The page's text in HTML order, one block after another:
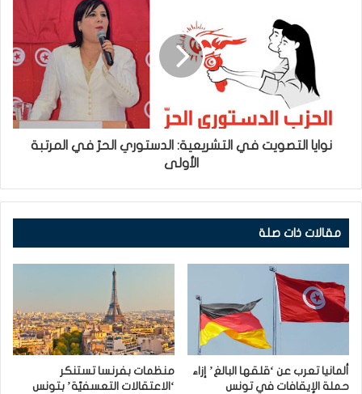
نوايا التصويت في التشريعية: الدستوري الحرّ في المرتبة
الأولى
مقالات ذات صلة
ألمانيا تعرب عن ‘قلقها البالغ’ إزاء
حملة الإيقافات في تونس
منظمات بفرنسا تستنكر
‘الاعتقالات التعسفيّة’ بتونس